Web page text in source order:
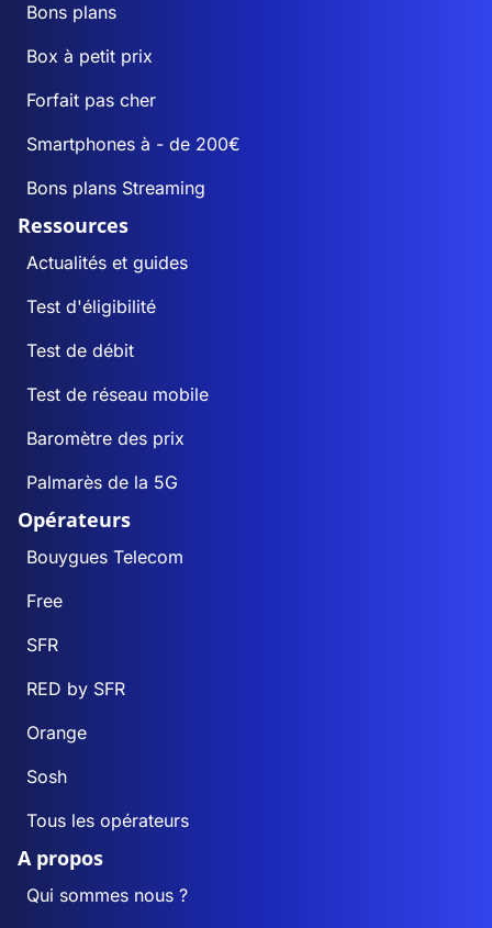
Bons plans
Box à petit prix
Forfait pas cher
Smartphones à - de 200€
Bons plans Streaming
Ressources
Actualités et guides
Test d'éligibilité
Test de débit
Test de réseau mobile
Baromètre des prix
Palmarès de la 5G
Opérateurs
Bouygues Telecom
Free
SFR
RED by SFR
Orange
Sosh
Tous les opérateurs
A propos
Qui sommes nous ?